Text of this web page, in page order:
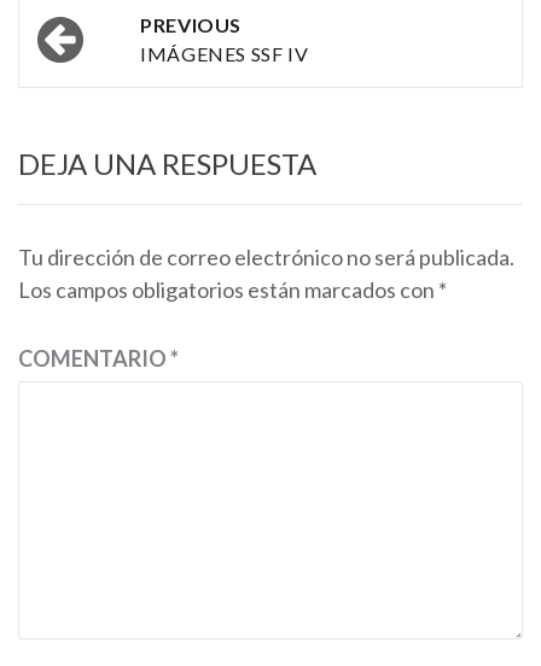
Post
navigation
PREVIOUS
IMÁGENES SSF IV
DEJA UNA RESPUESTA
Tu dirección de correo electrónico no será publicada.
Los campos obligatorios están marcados con *
COMENTARIO*